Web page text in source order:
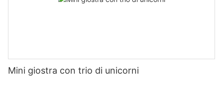
Mini giostra con trio di unicorni